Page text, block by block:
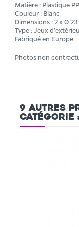
Matière : Plastique
Couleur : Blanc
Dimensions : 2 x Ø 23
Type : Jeux
Fabriqué en Europe
Photos non
9 autres
catégorie :